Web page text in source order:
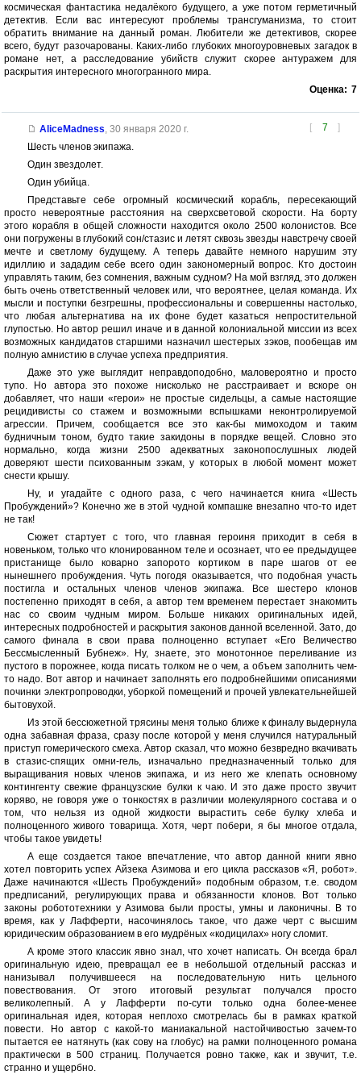
космическая фантастика недалёкого будущего, а уже потом герметичный
детектив. Если вас интересуют проблемы трансгуманизма, то стоит
обратить внимание на данный роман. Любители же детективов, скорее
всего, будут разочарованы. Каких-либо глубоких многоуровневых загадок в
романе нет, а расследование убийств служит скорее антуражем для
раскрытия интересного многогранного мира.
Оценка: 7
[ 7 ]
AliceMadness, 30 января 2020 г.
Шесть членов экипажа.
Один звездолет.
Один убийца.
Представьте себе огромный космический корабль, пересекающий
просто невероятные расстояния на сверхсветовой скорости. На борту
этого корабля в общей сложности находится около 2500 колонистов. Все
они погружены в глубокий сон/стазис и летят сквозь звезды навстречу своей
мечте и светлому будущему. А теперь давайте немного нарушим эту
идиллию и зададим себе всего один закономерный вопрос. Кто достоин
управлять таким, без сомнения, важным судном? На мой взгляд, это должен
быть очень ответственный человек или, что вероятнее, целая команда. Их
мысли и поступки безгрешны, профессиональны и совершенны настолько,
что любая альтернатива на их фоне будет казаться непростительной
глупостью. Но автор решил иначе и в данной колониальной миссии из всех
возможных кандидатов старшими назначил шестерых зэков, пообещав им
полную амнистию в случае успеха предприятия.
Даже это уже выглядит неправдоподобно, маловероятно и просто
тупо. Но автора это похоже нисколько не расстраивает и вскоре он
добавляет, что наши «герои» не простые сидельцы, а самые настоящие
рецидивисты со стажем и возможными вспышками неконтролируемой
агрессии. Причем, сообщается все это как-бы мимоходом и таким
будничным тоном, будто такие закидоны в порядке вещей. Словно это
нормально, когда жизни 2500 адекватных законопослушных людей
доверяют шести психованным зэкам, у которых в любой момент может
снести крышу.
Ну, и угадайте с одного раза, с чего начинается книга «Шесть
Пробуждений»? Конечно же в этой чудной компашке внезапно что-то идет
не так!
Сюжет стартует с того, что главная героиня приходит в себя в
новеньком, только что клонированном теле и осознает, что ее предыдущее
пристанище было коварно запорото кортиком в паре шагов от ее
нынешнего пробуждения. Чуть погодя оказывается, что подобная участь
постигла и остальных членов членов экипажа. Все шестеро клонов
постепенно приходят в себя, а автор тем временем перестает знакомить
нас со своим чудным миром. Больше никаких оригинальных идей,
интересных подробностей и раскрытия законов данной вселенной. Зато, до
самого финала в свои права полноценно вступает «Его Величество
Бессмысленный Бубнеж». Ну, знаете, это монотонное переливание из
пустого в порожнее, когда писать толком не о чем, а объем заполнить чем-
то надо. Вот автор и начинает заполнять его подробнейшими описаниями
починки электропроводки, уборкой помещений и прочей увлекательнейшей
бытовухой.
Из этой бессюжетной трясины меня только ближе к финалу выдернула
одна забавная фраза, сразу после которой у меня случился натуральный
приступ гомерического смеха. Автор сказал, что можно безвредно вкачивать
в стазис-спящих омни-гель, изначально предназначенный только для
выращивания новых членов экипажа, и из него же клепать основному
контингенту свежие французские булки к чаю. И это даже просто звучит
коряво, не говоря уже о тонкостях в различии молекулярного состава и о
том, что нельзя из одной жидкости вырастить себе булку хлеба и
полноценного живого товарища. Хотя, черт побери, я бы многое отдала,
чтобы такое увидеть!
А еще создается такое впечатление, что автор данной книги явно
хотел повторить успех Айзека Азимова и его цикла рассказов «Я, робот».
Даже начинаются «Шесть Пробуждений» подобным образом, т.е. сводом
предписаний, регулирующих права и обязанности клонов. Вот только
законы робототехники у Азимова были просты, умны и лаконичны. В то
время, как у Лафферти, насочинялось такое, что даже черт с высшим
юридическим образованием в его мудрёных «кодицилах» ногу сломит.
А кроме этого классик явно знал, что хочет написать. Он всегда брал
оригинальную идею, превращал ее в небольшой отдельный рассказ и
нанизывал получившееся на последовательную нить цельного
повествования. От этого итоговый результат получался просто
великолепный. А у Лафферти по-сути только одна более-менее
оригинальная идея, которая неплохо смотрелась бы в рамках краткой
повести. Но автор с какой-то маниакальной настойчивостью зачем-то
пытается ее натянуть (как сову на глобус) на рамки полноценного романа
практически в 500 страниц. Получается ровно также, как и звучит, т.е.
странно и ущербно.